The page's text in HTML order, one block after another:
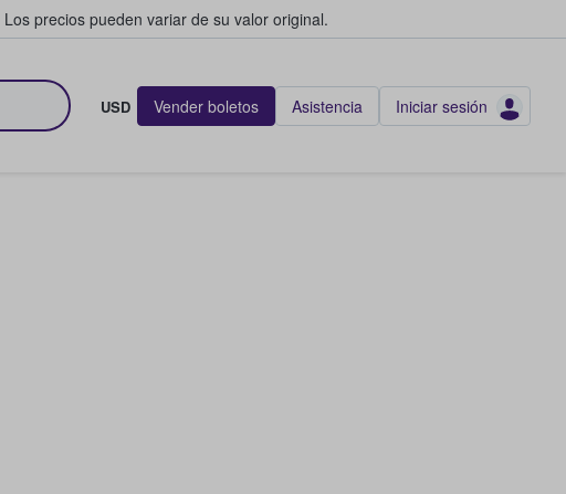
Los precios pueden variar de su valor original.
USD Vender boletos Asistencia Iniciar sesión